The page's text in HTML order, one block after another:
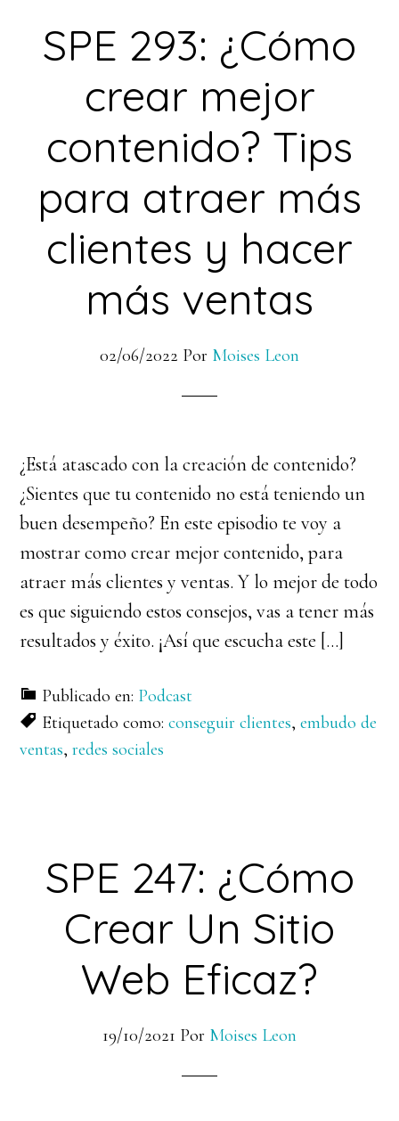
SPE 293: ¿Cómo
crear mejor
contenido? Tips
para atraer más
clientes y hacer
más ventas
02/06/2022 Por Moises Leon
¿Está atascado con la creación de contenido?
¿Sientes que tu contenido no está teniendo un
buen desempeño? En este episodio te voy a
mostrar como crear mejor contenido, para
atraer más clientes y ventas. Y lo mejor de todo
es que siguiendo estos consejos, vas a tener más
resultados y éxito. ¡Así que escucha este […]
Publicado en: Podcast
Etiquetado como:conseguir clientes,embudo de
ventas,redes sociales
SPE 247: ¿Cómo
Crear Un Sitio
Web Eficaz?
19/10/2021 Por Moises Leon